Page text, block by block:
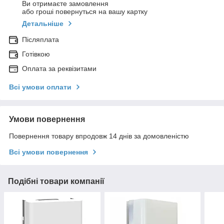
Ви отримаєте замовлення
або гроші повернуться на вашу картку
Детальніше
Післяплата
Готівкою
Оплата за реквізитами
Всі умови оплати
Умови повернення
Повернення товару впродовж 14 днів за домовленістю
Всі умови повернення
Подібні товари компанії